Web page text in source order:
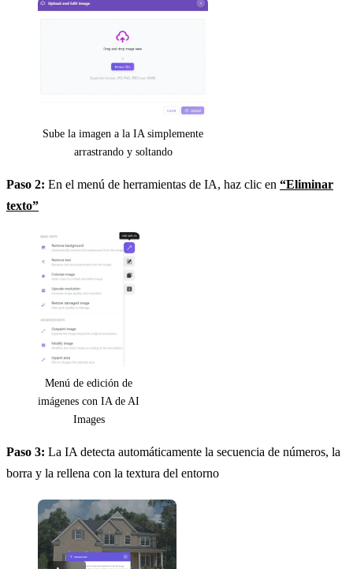
Sube la imagen a la IA simplemente
arrastrando y soltando
Paso 2: En el menú de herramientas de IA, haz clic en “Eliminar
texto”
Menú de edición de
imágenes con IA de AI
Images
Paso 3: La IA detecta automáticamente la secuencia de números, la
borra y la rellena con la textura del entorno